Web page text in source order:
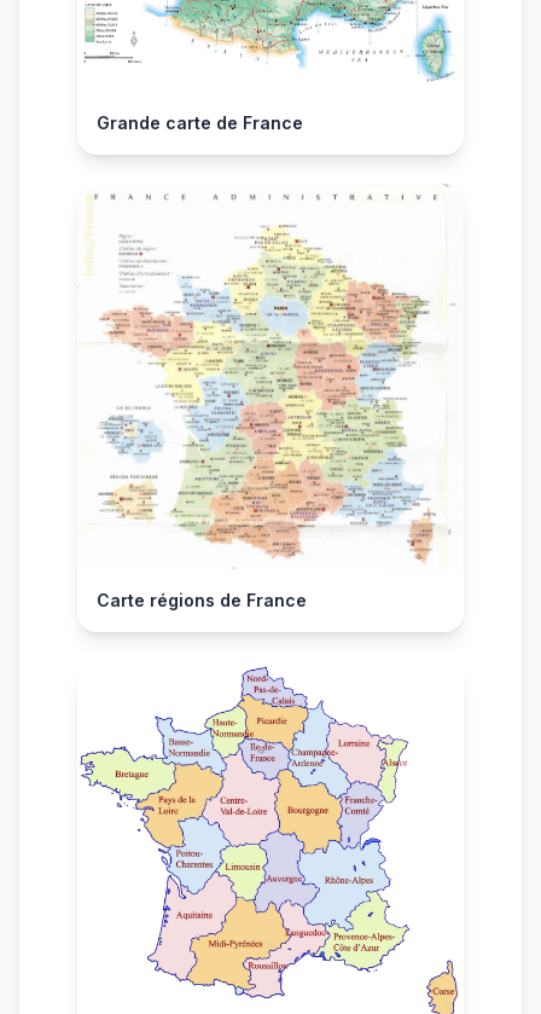
Grande carte de France
Carte régions de France